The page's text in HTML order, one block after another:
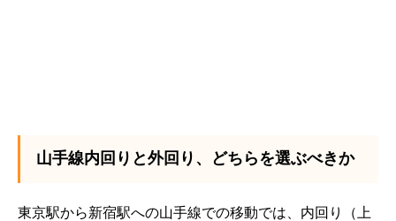
山手線内回りと外回り、どちらを選ぶべきか
東京駅から新宿駅への山手線での移動では、内回り（上